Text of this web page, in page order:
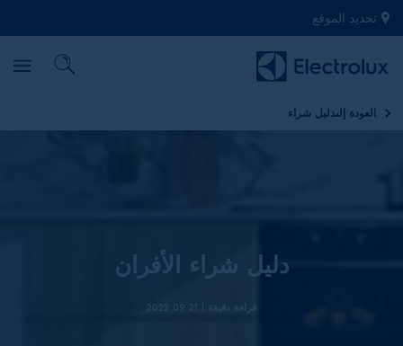
تحديد الموقع
العودة إلىدليل شراء
دليل شراء الأفران
قراءة دقيقة | 21 09 2022